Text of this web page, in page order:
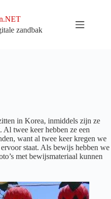
zandbak
in Korea, inmiddels zijn ze
twee keer hebben ze een
want al twee keer kregen we
staat. Als bewijs hebben we
met bewijsmateriaal kunnen